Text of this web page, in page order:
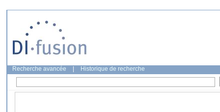
Recherche avancée Historique de recherche